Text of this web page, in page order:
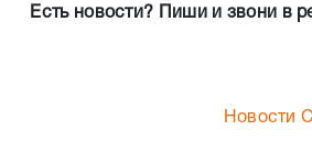
Есть новости? Пиши и звони в
Новости